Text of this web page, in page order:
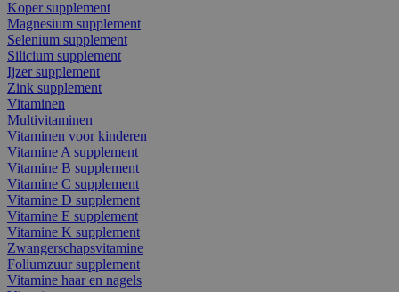
Koper supplement
Magnesium supplement
Selenium supplement
Silicium supplement
Ijzer supplement
Zink supplement
Vitaminen
Multivitaminen
Vitaminen voor kinderen
Vitamine A supplement
Vitamine B supplement
Vitamine C supplement
Vitamine D supplement
Vitamine E supplement
Vitamine K supplement
Zwangerschapsvitamine
Foliumzuur supplement
Vitamine haar en nagels